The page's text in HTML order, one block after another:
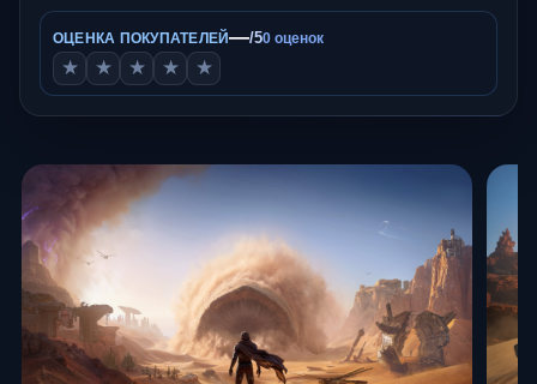
ОЦЕНКА ПОКУПАТЕЛЕЙ—/50 оценок
★ ★ ★ ★ ★